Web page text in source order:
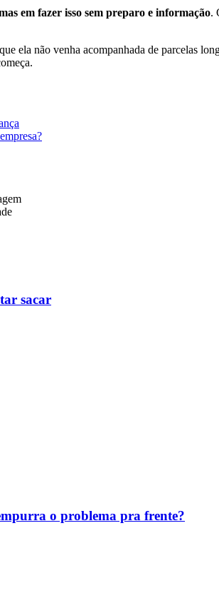
em fazer isso sem preparo e informação.
ela não venha acompanhada de parcelas
sacar
o problema pra frente?